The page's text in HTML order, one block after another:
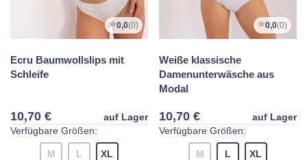
0,0(0)
Ecru Baumwollslips mit
Schleife
10,70 €
auf Lager
Verfügbare Größen:
M L XL
0,0(0)
Weiße klassische
Damenunterwäsche aus
Modal
10,70 €
auf Lager
Verfügbare Größen:
M L XL